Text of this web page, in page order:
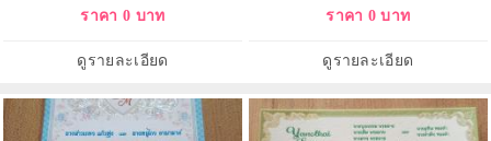
ราคา 0 บาท
ดูรายละเอียด
ราคา 0 บาท
ดูรายละเอียด